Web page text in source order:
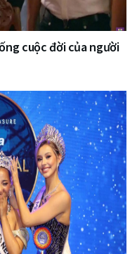
cuộc đời của người